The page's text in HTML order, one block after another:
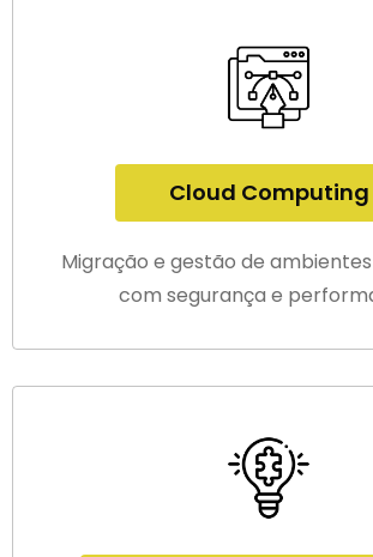
Cloud Computing
Migração e gestão de
com segurança e